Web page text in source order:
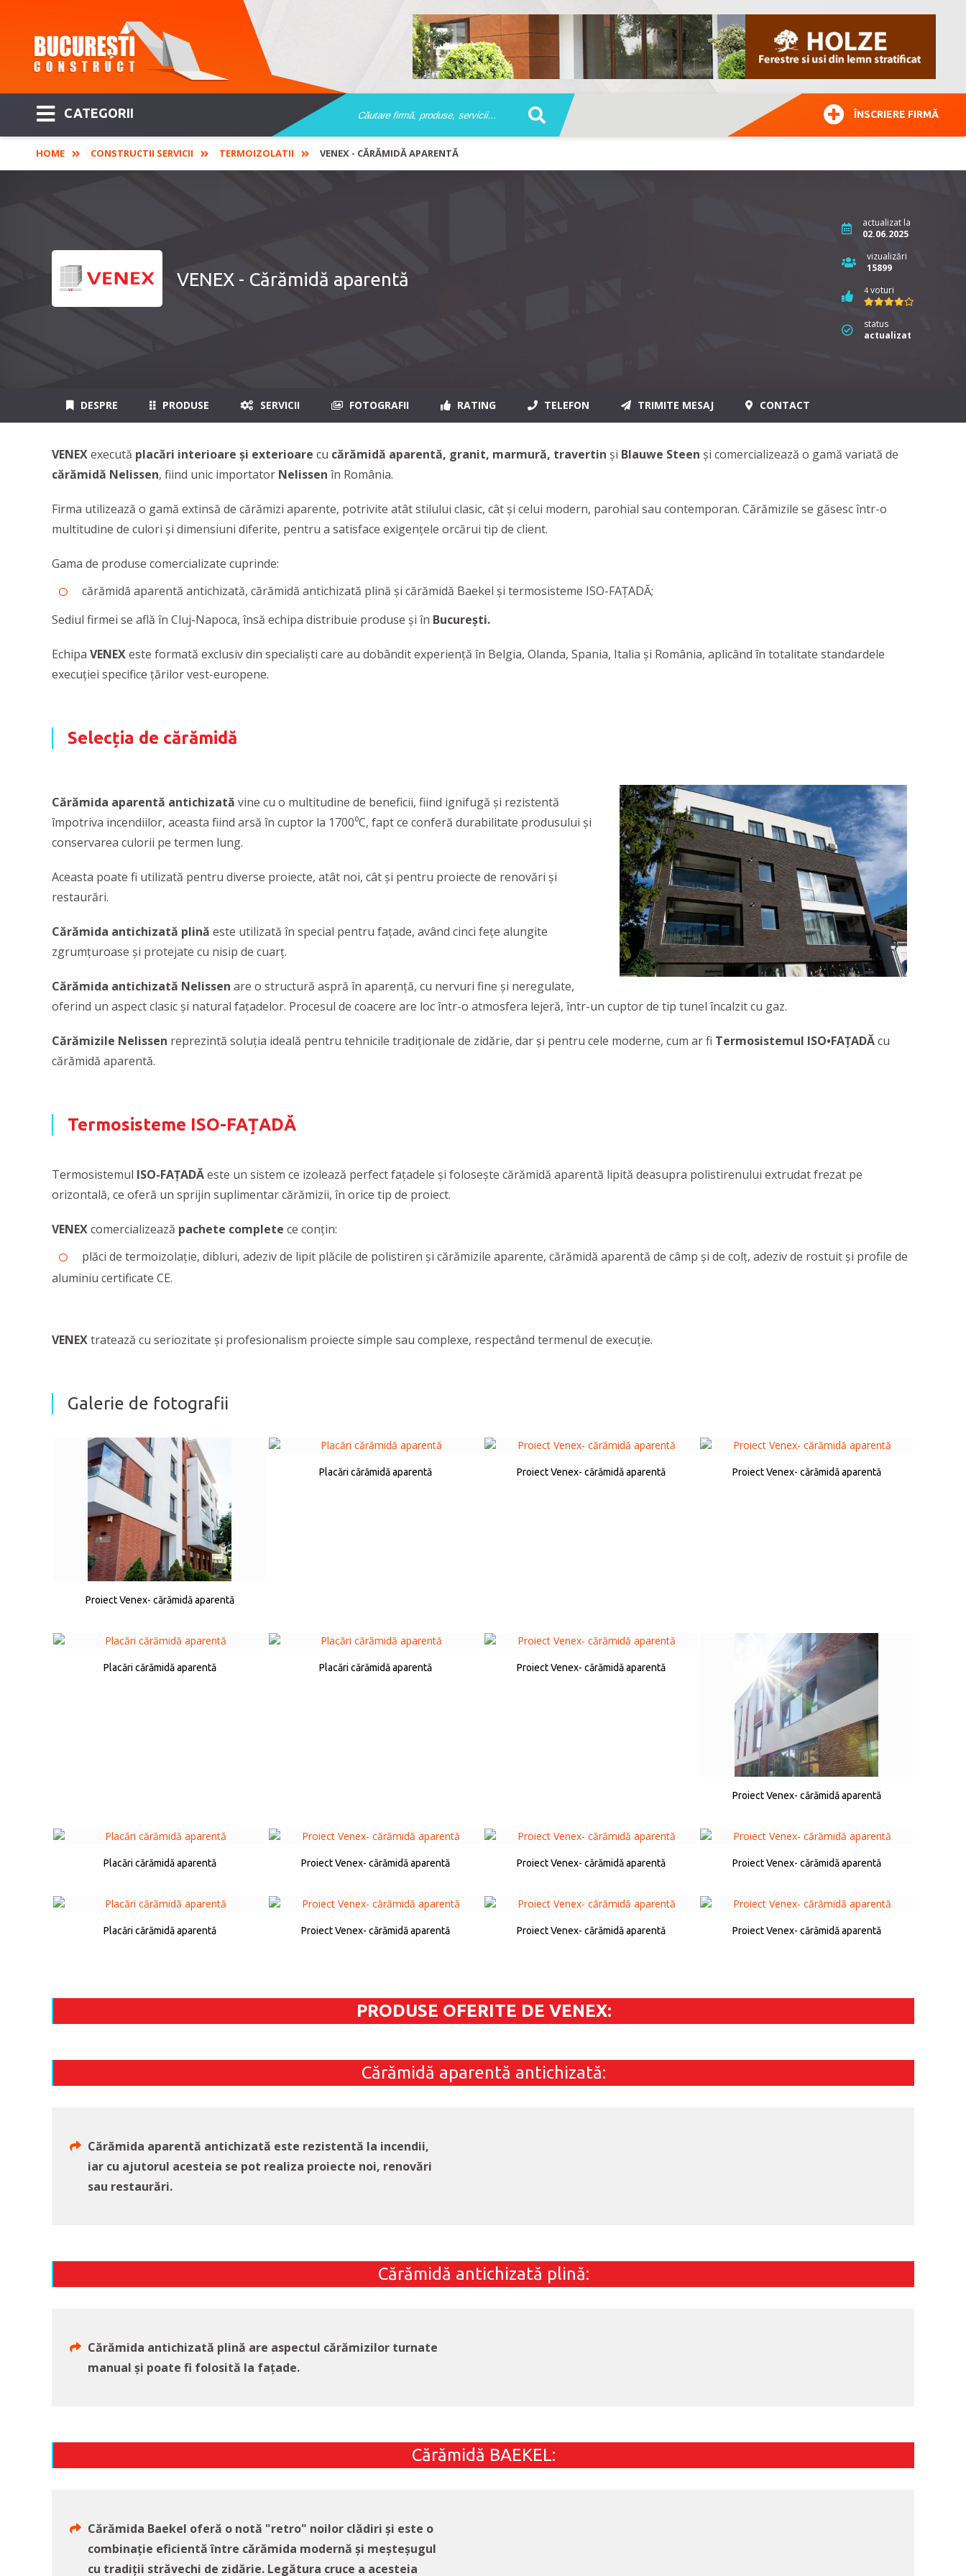
CATEGORII ÎNSCRIERE FIRMĂ
HOME CONSTRUCTII SERVICII TERMOIZOLATII VENEX - CĂRĂMIDĂ APARENTĂ
VENEX - Cărămidă aparentă
actualizat la
02.06.2025
vizualizări
15899
4 voturi
status
actualizat
DESPRE PRODUSE SERVICII FOTOGRAFII RATING TELEFON TRIMITE MESAJ CONTACT
VENEXexecută placări interioare și exterioare cu cărămidă aparentă, granit, marmură, travertin și Blauwe Steen și comercializează o gamă variată de
cărămidă Nelissen, fiind unic importator Nelissen în România.
Firma utilizează o gamă extinsă de cărămizi aparente, potrivite atât stilului clasic, cât și celui modern, parohial sau contemporan. Cărămizile se găsesc într-o
multitudine de culori și dimensiuni diferite, pentru a satisface exigențele orcărui tip de client.
Gama de produse comercializate cuprinde:
cărămidă aparentă antichizată, cărămidă antichizată plină și cărămidă Baekel și termosisteme ISO-FAȚADĂ;
Sediul firmei se află în Cluj-Napoca, însă echipa distribuie produse și în București.
Echipa VENEXeste formată exclusiv din specialiști care au dobândit experiență în Belgia, Olanda, Spania, Italia și România, aplicând în totalitate standardele
execuției specifice țărilor vest-europene.
Selecția de cărămidă
Cărămida aparentă antichizată vine cu o multitudine de beneficii, fiind ignifugă și rezistentă
împotriva incendiilor, aceasta fiind arsă în cuptor la 1700⁰C, fapt ce conferă durabilitate produsului și
conservarea culorii pe termen lung.
Aceasta poate fi utilizată pentru diverse proiecte, atât noi, cât și pentru proiecte de renovări și
restaurări.
Cărămida antichizată plină este utilizată în special pentru fațade, având cinci fețe alungite
zgrumțuroase și protejate cu nisip de cuarț.
Cărămida antichizată Nelissen are o structură aspră în aparență, cu nervuri fine și neregulate,
oferind un aspect clasic și natural fațadelor. Procesul de coacere are loc într-o atmosfera lejeră, într-un cuptor de tip tunel încalzit cu gaz.
Cărămizile Nelissen reprezintă soluția ideală pentru tehnicile tradiționale de zidărie, dar și pentru cele moderne, cum ar fi Termosistemul ISO•FAȚADĂcu
cărămidă aparentă.
Termosisteme ISO-FAȚADĂ
Termosistemul ISO-FAȚADĂeste un sistem ce izolează perfect fațadele și folosește cărămidă aparentă lipită deasupra polistirenului extrudat frezat pe
orizontală, ce oferă un sprijin suplimentar cărămizii, în orice tip de proiect.
VENEXcomercializează pachete complete ce conțin:
plăci de termoizolație, dibluri, adeziv de lipit plăcile de polistiren și cărămizile aparente, cărămidă aparentă de câmp și de colț, adeziv de rostuit și profile de
aluminiu certificate CE.
VENEXtratează cu seriozitate și profesionalism proiecte simple sau complexe, respectând termenul de execuție.
Galerie de fotografii
Proiect Venex- cărămidă aparentă
Placări cărămidă aparentă Proiect Venex- cărămidă aparentă Proiect Venex- cărămidă aparentă
Placări cărămidă aparentă Placări cărămidă aparentă Proiect Venex- cărămidă aparentă
Proiect Venex- cărămidă aparentă
Placări cărămidă aparentă Proiect Venex- cărămidă aparentă Proiect Venex- cărămidă aparentă Proiect Venex- cărămidă aparentă
Placări cărămidă aparentă Proiect Venex- cărămidă aparentă Proiect Venex- cărămidă aparentă Proiect Venex- cărămidă aparentă
PRODUSE OFERITE DE VENEX:
Cărămidă aparentă antichizată:
Cărămida aparentă antichizată este rezistentă la incendii,
iar cu ajutorul acesteia se pot realiza proiecte noi, renovări
sau restaurări.
Cărămidă antichizată plină:
Cărămida antichizată plină are aspectul cărămizilor turnate
manual și poate fi folosită la fațade.
Cărămidă BAEKEL:
Cărămida Baekel oferă o notă "retro" noilor clădiri și este o
combinație eficientă între cărămida modernă și meșteșugul
cu tradiții străvechi de zidărie. Legătura cruce a acesteia